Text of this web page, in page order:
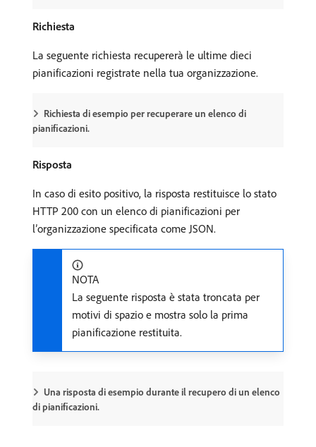
Richiesta
La seguente richiesta recupererà le ultime dieci
pianificazioni registrate nella tua organizzazione.
Richiesta di esempio per recuperare un elenco di
pianificazioni.
Risposta
In caso di esito positivo, la risposta restituisce lo stato
HTTP 200 con un elenco di pianificazioni per
l’organizzazione specificata come JSON.
NOTA
La seguente risposta è stata troncata per
motivi di spazio e mostra solo la prima
pianificazione restituita.
Una risposta di esempio durante il recupero di un elenco
di pianificazioni.